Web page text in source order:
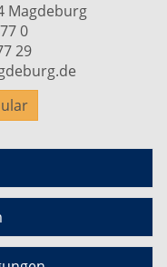
Magdeburg
0
29